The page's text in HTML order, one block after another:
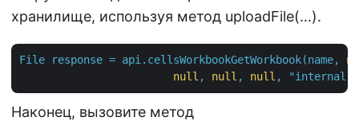
хранилище, используя метод uploadFile(…).
File response = api.cellsWorkbookGetWorkbook(name,
null , null , null , "internal"
Наконец, вызовите метод